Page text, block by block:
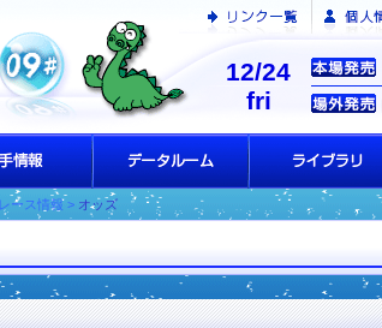
12/24
fri
ース情報 > オッズ